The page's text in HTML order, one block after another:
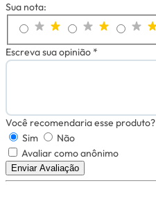
Sua nota:
Escreva sua opinião *
Você recomendaria esse produto?
Sim
Não
Avaliar como anônimo
Enviar Avaliação